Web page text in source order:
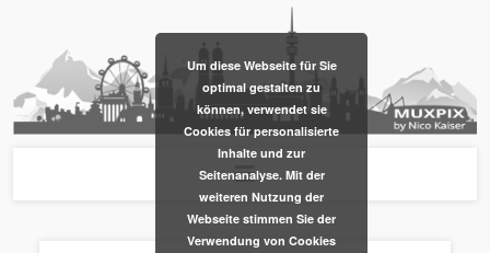
​Um diese Webseite für Sie
optimal gestalten zu
können, verwendet sie
Cookies für personalisierte
Inhalte und zur
Seitenanalyse. Mit der
weiteren Nutzung der
Webseite stimmen Sie der
Verwendung von Cookies